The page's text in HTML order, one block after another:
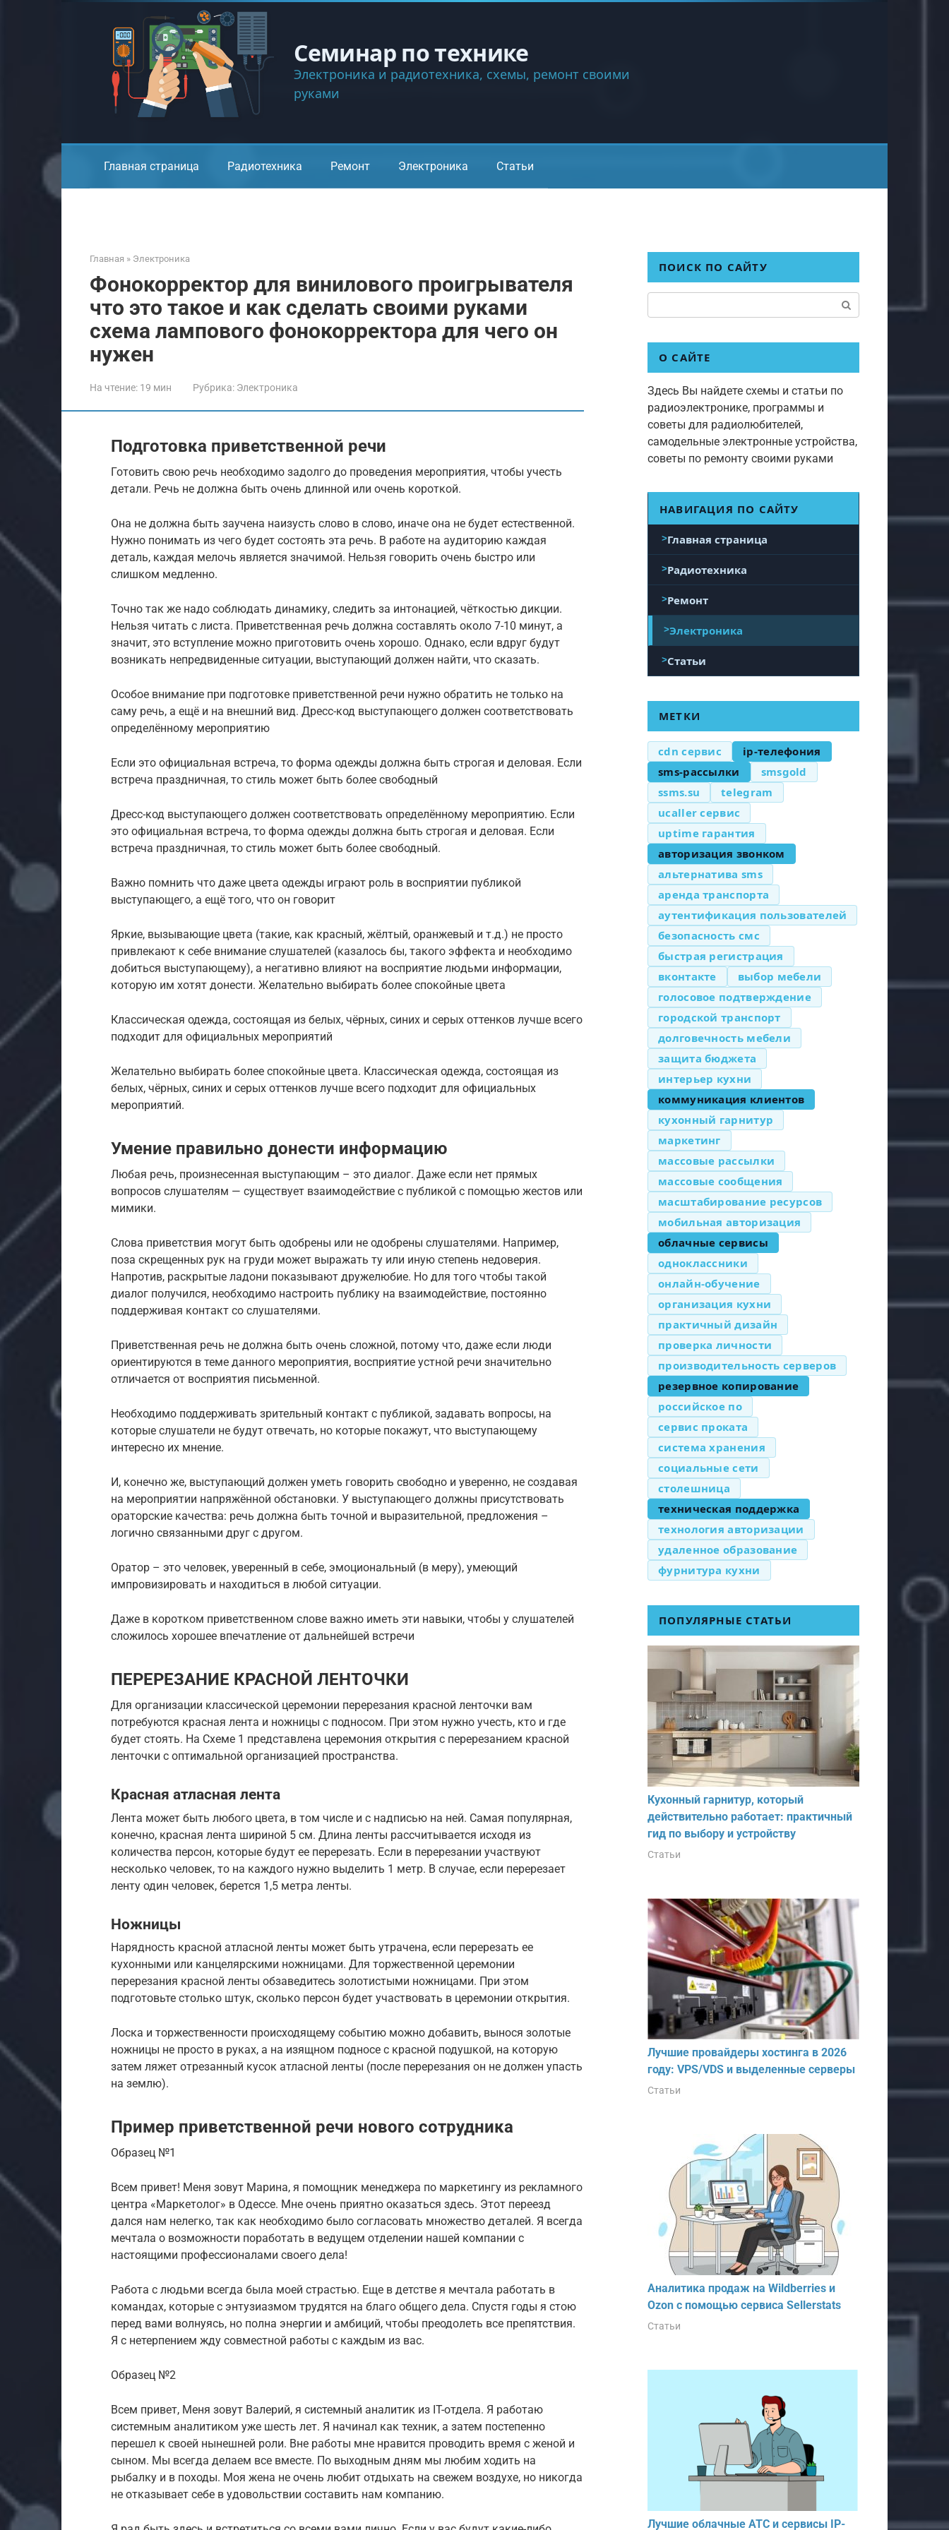
Семинар по технике
Электроника и радиотехника, схемы, ремонт своими
руками
Главная страница Радиотехника Ремонт Электроника Статьи
Главная » Электроника
Фонокорректор для винилового проигрывателя
что это такое и как сделать своими руками
схема лампового фонокорректора для чего он
нужен
На чтение: 19 мин Рубрика: Электроника
Подготовка приветственной речи
Готовить свою речь необходимо задолго до проведения мероприятия, чтобы учесть
детали. Речь не должна быть очень длинной или очень короткой.
Она не должна быть заучена наизусть слово в слово, иначе она не будет естественной.
Нужно понимать из чего будет состоять эта речь. В работе на аудиторию каждая
деталь, каждая мелочь является значимой. Нельзя говорить очень быстро или
слишком медленно.
Точно так же надо соблюдать динамику, следить за интонацией, чёткостью дикции.
Нельзя читать с листа. Приветственная речь должна составлять около 7-10 минут, а
значит, это вступление можно приготовить очень хорошо. Однако, если вдруг будут
возникать непредвиденные ситуации, выступающий должен найти, что сказать.
Особое внимание при подготовке приветственной речи нужно обратить не только на
саму речь, а ещё и на внешний вид. Дресс-код выступающего должен соответствовать
определённому мероприятию
Если это официальная встреча, то форма одежды должна быть строгая и деловая. Если
встреча праздничная, то стиль может быть более свободный
Дресс-код выступающего должен соответствовать определённому мероприятию. Если
это официальная встреча, то форма одежды должна быть строгая и деловая. Если
встреча праздничная, то стиль может быть более свободный.
Важно помнить что даже цвета одежды играют роль в восприятии публикой
выступающего, а ещё того, что он говорит
Яркие, вызывающие цвета (такие, как красный, жёлтый, оранжевый и т.д.) не просто
привлекают к себе внимание слушателей (казалось бы, такого эффекта и необходимо
добиться выступающему), а негативно влияют на восприятие людьми информации,
которую им хотят донести. Желательно выбирать более спокойные цвета
Классическая одежда, состоящая из белых, чёрных, синих и серых оттенков лучше всего
подходит для официальных мероприятий
Желательно выбирать более спокойные цвета. Классическая одежда, состоящая из
белых, чёрных, синих и серых оттенков лучше всего подходит для официальных
мероприятий.
Умение правильно донести информацию
Любая речь, произнесенная выступающим – это диалог. Даже если нет прямых
вопросов слушателям — существует взаимодействие с публикой с помощью жестов или
мимики.
Слова приветствия могут быть одобрены или не одобрены слушателями. Например,
поза скрещенных рук на груди может выражать ту или иную степень недоверия.
Напротив, раскрытые ладони показывают дружелюбие. Но для того чтобы такой
диалог получился, необходимо настроить публику на взаимодействие, постоянно
поддерживая контакт со слушателями.
Приветственная речь не должна быть очень сложной, потому что, даже если люди
ориентируются в теме данного мероприятия, восприятие устной речи значительно
отличается от восприятия письменной.
Необходимо поддерживать зрительный контакт с публикой, задавать вопросы, на
которые слушатели не будут отвечать, но которые покажут, что выступающему
интересно их мнение.
И, конечно же, выступающий должен уметь говорить свободно и уверенно, не создавая
на мероприятии напряжённой обстановки. У выступающего должны присутствовать
ораторские качества: речь должна быть точной и выразительной, предложения –
логично связанными друг с другом.
Оратор – это человек, уверенный в себе, эмоциональный (в меру), умеющий
импровизировать и находиться в любой ситуации.
Даже в коротком приветственном слове важно иметь эти навыки, чтобы у слушателей
сложилось хорошее впечатление от дальнейшей встречи
ПЕРЕРЕЗАНИЕ КРАСНОЙ ЛЕНТОЧКИ
Для организации классической церемонии перерезания красной ленточки вам
потребуются красная лента и ножницы с подносом. При этом нужно учесть, кто и где
будет стоять. На Схеме 1 представлена церемония открытия с перерезанием красной
ленточки с оптимальной организацией пространства.
Красная атласная лента
Лента может быть любого цвета, в том числе и с надписью на ней. Самая популярная,
конечно, красная лента шириной 5 см. Длина ленты рассчитывается исходя из
количества персон, которые будут ее перерезать. Если в перерезании участвуют
несколько человек, то на каждого нужно выделить 1 метр. В случае, если перерезает
ленту один человек, берется 1,5 метра ленты.
Ножницы
Нарядность красной атласной ленты может быть утрачена, если перерезать ее
кухонными или канцелярскими ножницами. Для торжественной церемонии
перерезания красной ленты обзаведитесь золотистыми ножницами. При этом
подготовьте столько штук, сколько персон будет участвовать в церемонии открытия.
Лоска и торжественности происходящему событию можно добавить, вынося золотые
ножницы не просто в руках, а на изящном подносе с красной подушкой, на которую
затем ляжет отрезанный кусок атласной ленты (после перерезания он не должен упасть
на землю).
Пример приветственной речи нового сотрудника
Образец №1
Всем привет! Меня зовут Марина, я помощник менеджера по маркетингу из рекламного
центра «Маркетолог» в Одессе. Мне очень приятно оказаться здесь. Этот переезд
дался нам нелегко, так как необходимо было согласовать множество деталей. Я всегда
мечтала о возможности поработать в ведущем отделении нашей компании с
настоящими профессионалами своего дела!
Работа с людьми всегда была моей страстью. Еще в детстве я мечтала работать в
командах, которые с энтузиазмом трудятся на благо общего дела. Спустя годы я стою
перед вами волнуясь, но полна энергии и амбиций, чтобы преодолеть все препятствия.
Я с нетерпением жду совместной работы с каждым из вас.
Образец №2
Всем привет, Меня зовут Валерий, я системный аналитик из IT-отдела. Я работаю
системным аналитиком уже шесть лет. Я начинал как техник, а затем постепенно
перешел к своей нынешней роли. Вне работы мне нравится проводить время с женой и
сыном. Мы всегда делаем все вместе. По выходным дням мы любим ходить на
рыбалку и в походы. Моя жена не очень любит отдыхать на свежем воздухе, но никогда
не отказывает себе в удовольствии составить нам компанию.
ПОИСК ПО САЙТУ
О САЙТЕ
Здесь Вы найдете схемы и статьи по
радиоэлектронике, программы и
советы для радиолюбителей,
самодельные электронные устройства,
советы по ремонту своими руками
НАВИГАЦИЯ ПО САЙТУ
Главная страница
Радиотехника
Ремонт
Электроника
Статьи
МЕТКИ
cdn сервис
ip-телефония
sms-рассылки
smsgold
ssms.su
telegram
ucaller сервис
uptime гарантия
авторизация звонком
альтернатива sms
аренда транспорта
аутентификация пользователей
безопасность смс
быстрая регистрация
вконтакте
выбор мебели
голосовое подтверждение
городской транспорт
долговечность мебели
защита бюджета
интерьер кухни
коммуникация клиентов
кухонный гарнитур
маркетинг
массовые рассылки
массовые сообщения
масштабирование ресурсов
мобильная авторизация
облачные сервисы
одноклассники
онлайн-обучение
организация кухни
практичный дизайн
проверка личности
производительность серверов
резервное копирование
российское по
сервис проката
система хранения
социальные сети
столешница
техническая поддержка
технология авторизации
удаленное образование
фурнитура кухни
ПОПУЛЯРНЫЕ СТАТЬИ
Кухонный гарнитур, который
действительно работает: практичный
гид по выбору и устройству
Статьи
Лучшие провайдеры хостинга в 2026
году: VPS/VDS и выделенные серверы
Статьи
Аналитика продаж на Wildberries и
Ozon с помощью сервиса Sellerstats
Статьи
Лучшие облачные АТС и сервисы IP-